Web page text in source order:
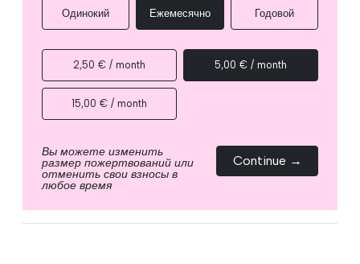
Одинокий Ежемесячно Годовой
2,50 € / month 5,00 € / month
15,00 € / month
Вы можете изменить
размер пожертвований или
отменить свои взносы в
любое время
Continue →